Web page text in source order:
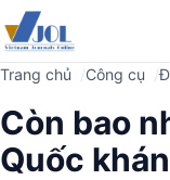
Trang chủ Công cụ
Còn bao
Quốc